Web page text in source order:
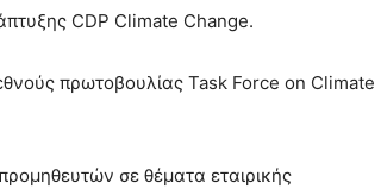
CDP Climate Change.
πρωτοβουλίας Task Force on Climate
σε θέματα εταιρικής